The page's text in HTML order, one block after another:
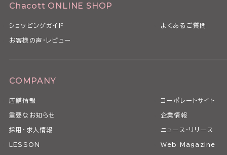
Chacott ONLINE SHOP
ショッピングガイド よくあるご質問
お客様の声・レビュー
COMPANY
店舗情報 コーポレートサイト
重要なお知らせ 企業情報
採用・求人情報 ニュース・リリース
LESSON Web Magazine